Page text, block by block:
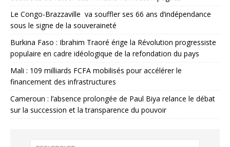
Le Congo-Brazzaville va souffler ses 66 ans d’indépendance
sous le signe de la souveraineté
Burkina Faso : Ibrahim Traoré érige la Révolution progressiste
populaire en cadre idéologique de la refondation du pays
Mali : 109 milliards FCFA mobilisés pour accélérer le
financement des infrastructures
Cameroun : l’absence prolongée de Paul Biya relance le débat
sur la succession et la transparence du pouvoir